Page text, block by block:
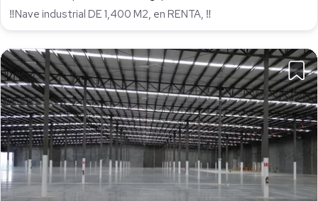
‼Nave industrial DE 1,400 M2, en RENTA, ‼